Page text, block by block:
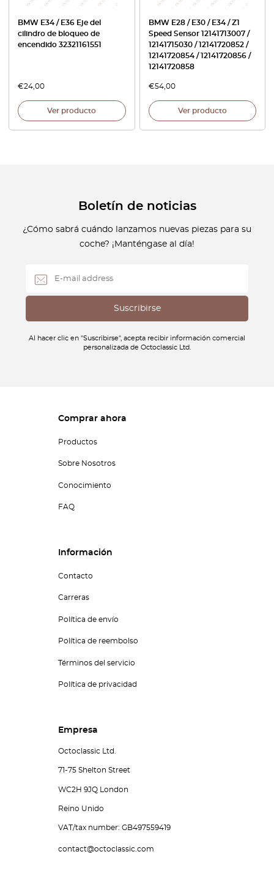
BMW E34 / E36 Eje del
cilindro de bloqueo de
encendido 32321161551
€24,00
Ver producto
BMW E28 / E30 / E34 / Z1
Speed Sensor 12141713007 /
12141715030 / 12141720852 /
12141720854 / 12141720856 /
12141720858
€54,00
Ver producto
Boletín de noticias
¿Cómo sabrá cuándo lanzamos nuevas piezas para su
coche? ¡Manténgase al día!
Al hacer clic en "Suscribirse", acepta recibir información comercial
personalizada de Octoclassic Ltd.
Comprar ahora
Productos
Sobre Nosotros
Conocimiento
FAQ
Información
Contacto
Carreras
Política de envío
Política de reembolso
Términos del servicio
Política de privacidad
Empresa
Octoclassic Ltd.
71-75 Shelton Street
WC2H 9JQ London
Reino Unido
VAT/tax number: GB497559419
contact@octoclassic.com